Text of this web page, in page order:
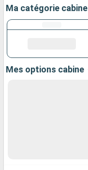
Ma catégorie cabine
Mes options cabine